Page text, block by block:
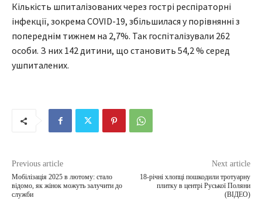
Кількість шпиталізованих через гострі респіраторні
інфекції, зокрема COVID-19, збільшилася у порівнянні з
попереднім тижнем на 2,7%. Так госпіталізували 262
особи. З них 142 дитини, що становить 54,2 % серед
ушпиталених.
Previous article
Мобілізація 2025 в лютому: стало
відомо, як жінок можуть залучити до
служби
Next article
18-річні хлопці пошкодили тротуарну
плитку в центрі Руської Поляни
(ВІДЕО)